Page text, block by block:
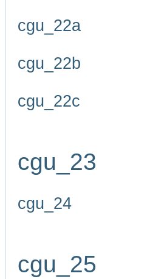
cgu_22a
cgu_22b
cgu_22c
cgu_23
cgu_24
cgu_25